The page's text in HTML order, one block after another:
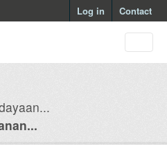
Log in Contact